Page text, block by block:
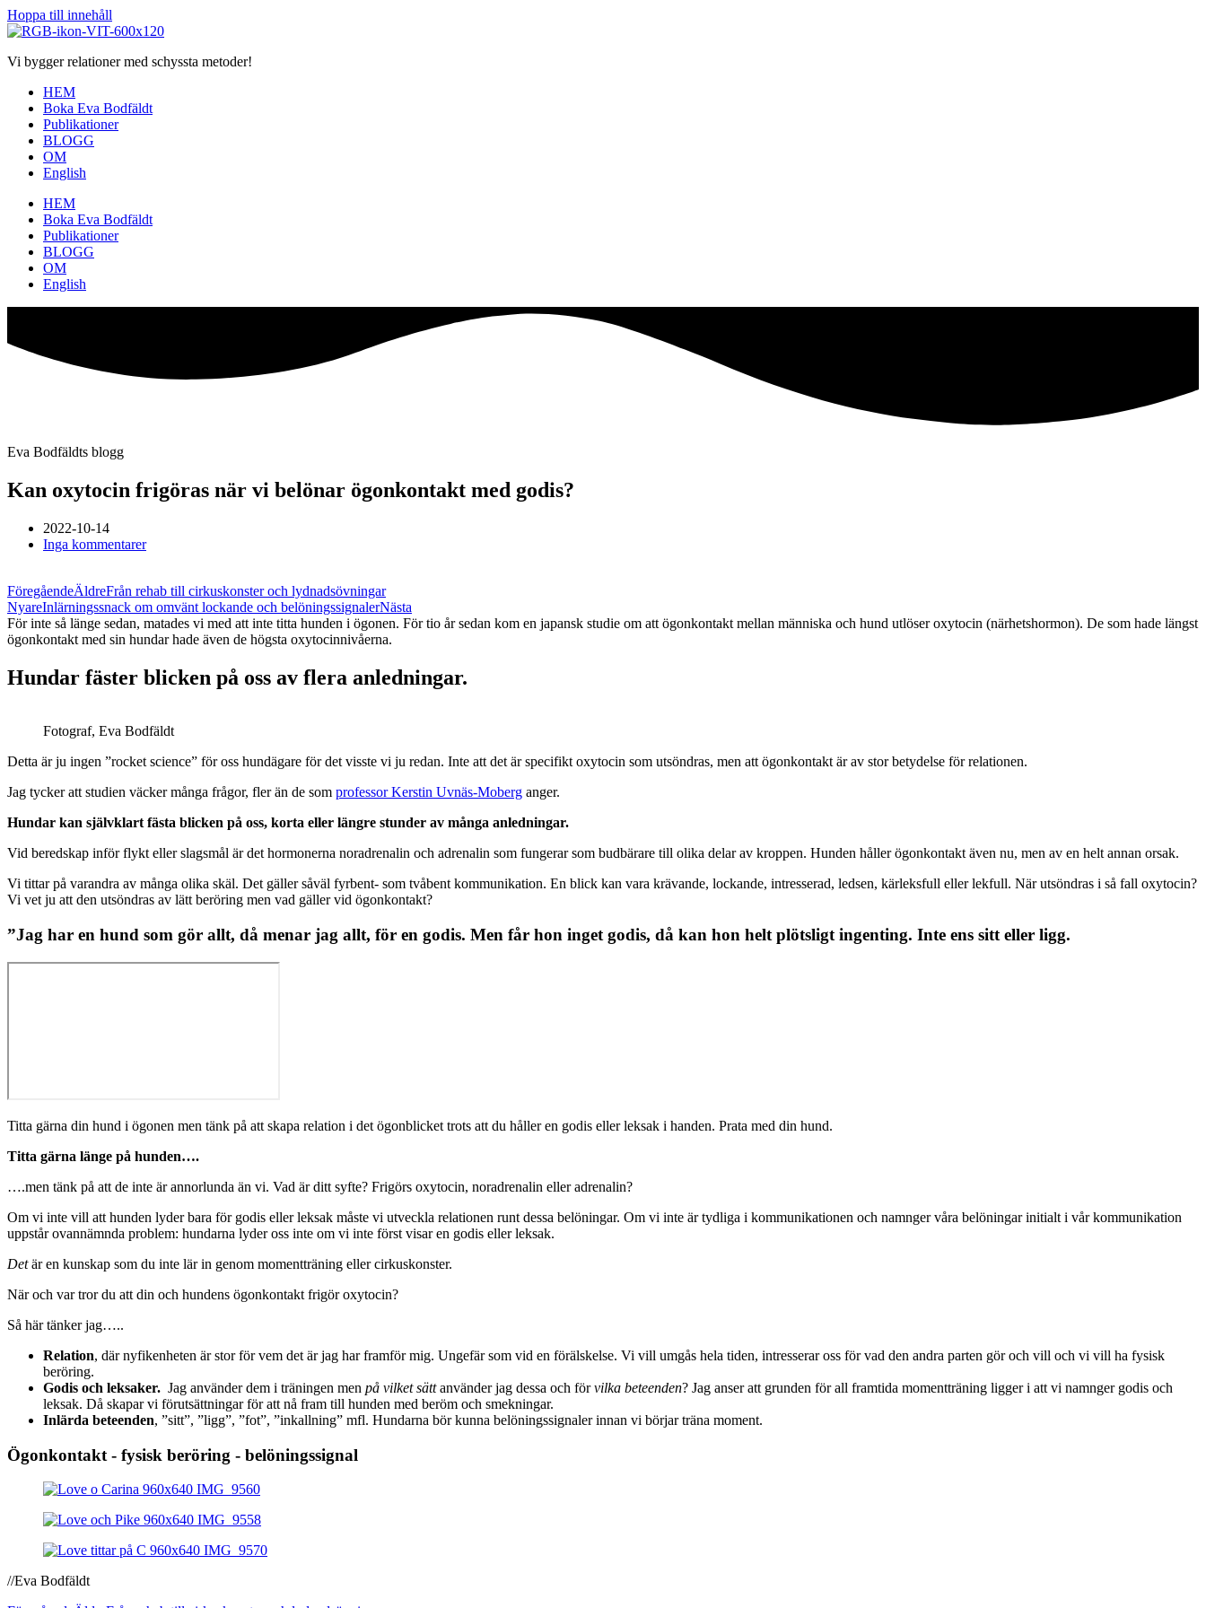
Hoppa till innehåll
Vi bygger relationer med schyssta metoder!
HEM
Boka Eva Bodfäldt
Publikationer
BLOGG
OM
English
HEM
Boka Eva Bodfäldt
Publikationer
BLOGG
OM
English
Eva Bodfäldts blogg
Kan oxytocin frigöras när vi belönar ögonkontakt med godis?
2022-10-14
Inga kommentarer
FöregåendeÄldreFrån rehab till cirkuskonster och lydnadsövningar
NyareInlärningssnack om omvänt lockande och belöningssignalerNästa
För inte så länge sedan, matades vi med att inte titta hunden i ögonen. För tio år sedan kom en japansk studie om att ögonkontakt mellan människa och hund utlöser oxytocin (närhetshormon). De som hade längst
ögonkontakt med sin hundar hade även de högsta oxytocinnivåerna.
Hundar fäster blicken på oss av flera anledningar.
Fotograf, Eva Bodfäldt
Detta är ju ingen ”rocket science” för oss hundägare för det visste vi ju redan. Inte att det är specifikt oxytocin som utsöndras, men att ögonkontakt är av stor betydelse för relationen.
Jag tycker att studien väcker många frågor, fler än de som professor Kerstin Uvnäs-Moberg anger.
Hundar kan självklart fästa blicken på oss, korta eller längre stunder av många anledningar.
Vid beredskap inför flykt eller slagsmål är det hormonerna noradrenalin och adrenalin som fungerar som budbärare till olika delar av kroppen. Hunden håller ögonkontakt även nu, men av en helt annan orsak.
Vi tittar på varandra av många olika skäl. Det gäller såväl fyrbent- som tvåbent kommunikation. En blick kan vara krävande, lockande, intresserad, ledsen, kärleksfull eller lekfull. När utsöndras i så fall oxytocin?
Vi vet ju att den utsöndras av lätt beröring men vad gäller vid ögonkontakt?
”Jag har en hund som gör allt, då menar jag allt, för en godis. Men får hon inget godis, då kan hon helt plötsligt ingenting. Inte ens sitt eller ligg.
Titta gärna din hund i ögonen men tänk på att skapa relation i det ögonblicket trots att du håller en godis eller leksak i handen. Prata med din hund.
Titta gärna länge på hunden….
….men tänk på att de inte är annorlunda än vi. Vad är ditt syfte? Frigörs oxytocin, noradrenalin eller adrenalin?
Om vi inte vill att hunden lyder bara för godis eller leksak måste vi utveckla relationen runt dessa belöningar. Om vi inte är tydliga i kommunikationen och namnger våra belöningar initialt i vår kommunikation
uppstår ovannämnda problem: hundarna lyder oss inte om vi inte först visar en godis eller leksak.
Detär en kunskap som du inte lär in genom momentträning eller cirkuskonster.
När och var tror du att din och hundens ögonkontakt frigör oxytocin?
Så här tänker jag…..
Relation, där nyfikenheten är stor för vem det är jag har framför mig. Ungefär som vid en förälskelse. Vi vill umgås hela tiden, intresserar oss för vad den andra parten gör och vill och vi vill ha fysisk
beröring.
Godis och leksaker. Jag använder dem i träningen men på vilket sättanvänder jag dessa och förvilka beteenden? Jag anser att grunden för all framtida momentträning ligger i att vi namnger godis och
leksak. Då skapar vi förutsättningar för att nå fram till hunden med beröm och smekningar.
Inlärda beteenden, ”sitt”, ”ligg”, ”fot”, ”inkallning” mfl. Hundarna bör kunna belöningssignaler innan vi börjar träna moment.
Ögonkontakt - fysisk beröring - belöningssignal
//Eva Bodfäldt